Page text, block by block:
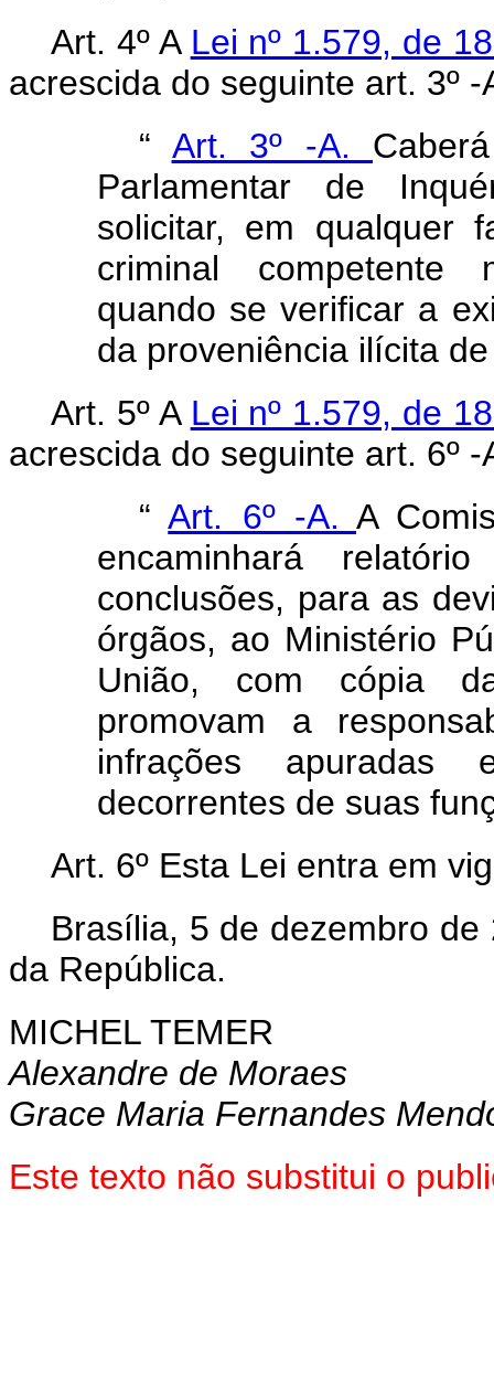
Art. 4º A Lei nº 1.579, de
acrescida do seguinte art. 3º -
“ Art. 3º -A.
Parlamentar de
solicitar, em qualquer
criminal competente
quando se verificar a
da proveniência ilícita de
Art. 5º A Lei nº 1.579, de
acrescida do seguinte art. 6º -
“Art. 6º -A. A
encaminhará
conclusões, para as
órgãos, ao Ministério
União, com cópia
promovam a
infrações apuradas
decorrentes de suas
Art. 6º Esta Lei entra em
Brasília, 5 de dezembro de
da República.
MICHEL TEMER
Alexandre de Moraes
Grace Maria Fernandes
Este texto não substitui o